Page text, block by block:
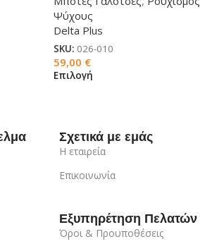
Ψύχους
Delta Plus
SKU: 026-010
59,00 €
Επιλογή
Σχετικά με εμάς
Η εταιρεία
Επικοινωνία
Εξυπηρέτηση Πελατών
Όροι & Προυποθέσεις